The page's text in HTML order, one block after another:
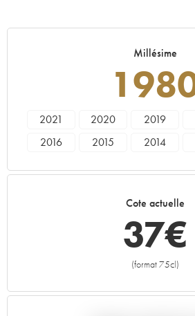
Millésime
2021 2020 2019
2016
2015 2014
1999
1994
Cote actuelle
37€
(format 75cl)